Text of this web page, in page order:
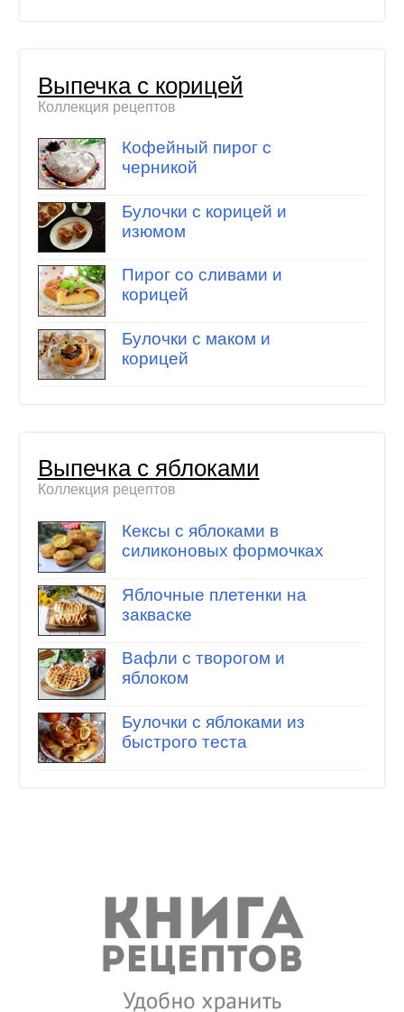
Выпечка с корицей
Коллекция рецептов
Кофейный пирог с
черникой
Булочки с корицей и
изюмом
Пирог со сливами и
корицей
Булочки с маком и
корицей
Выпечка с яблоками
Коллекция рецептов
Кексы с яблоками в
силиконовых формочках
Яблочные плетенки на
закваске
Вафли с творогом и
яблоком
Булочки с яблоками из
быстрого теста